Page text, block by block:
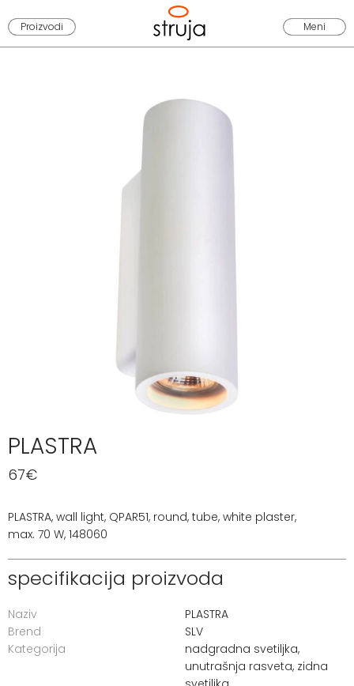
Proizvodi Meni
PLASTRA
67€
PLASTRA, wall light, QPAR51, round, tube, white plaster,
max. 70 W, 148060
specifikacija proizvoda
Naziv
PLASTRA
Brend
SLV
Kategorija
nadgradna svetiljka,
unutrašnja rasveta, zidna